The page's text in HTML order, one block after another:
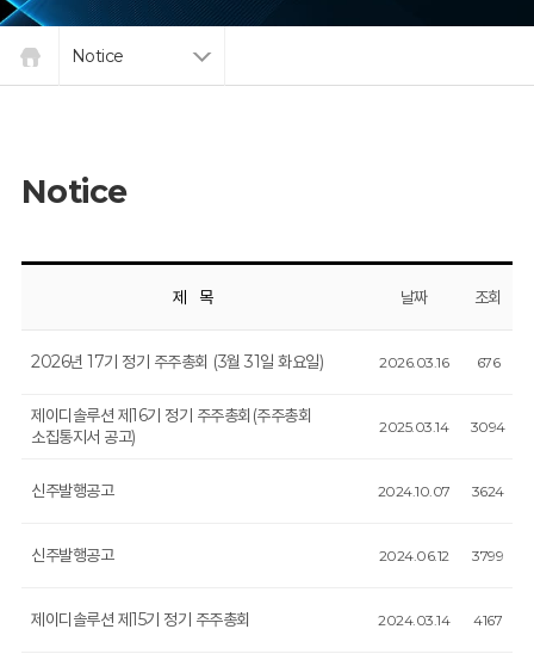
Notice
Notice
제 목 날짜 조회
2026년 17기 정기 주주총회 (3월 31일 화요일) 2026.03.16 676
제이디솔루션 제16기 정기 주주총회(주주총회
소집통지서 공고)
2025.03.14 3094
신주발행공고 2024.10.07 3624
신주발행공고 2024.06.12 3799
제이디솔루션 제15기 정기 주주총회 2024.03.14 4167